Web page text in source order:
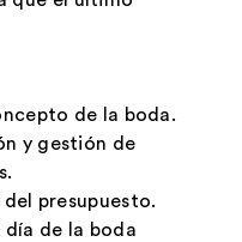
de la boda.
y gestión de
presupuesto.
de la boda